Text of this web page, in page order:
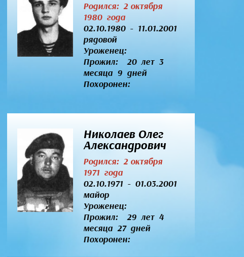
Родился: 2 октября
1980 года
02.10.1980 - 11.01.2001
рядовой
Уроженец:
Прожил: 20 лет 3
месяца 9 дней
Похоронен:
Николаев Олег
Александрович
Родился: 2 октября
1971 года
02.10.1971 - 01.03.2001
майор
Уроженец:
Прожил: 29 лет 4
месяца 27 дней
Похоронен: